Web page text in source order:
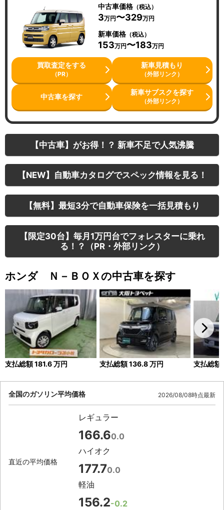
中古車価格（税込）
3万円〜329万円
新車価格（税込）
153万円〜183万円
買取査定をする
（PR）
新車見積もり
（外部リンク）
中古車を探す 新車サブスクを探す
（外部リンク）
【中古車】がお得！？ 新車不足で人気沸騰
【NEW】自動車カタログでスペック情報を見る！
【無料】最短3分で自動車保険を一括見積もり
【限定30台】毎月1万円台でフォレスターに乗れ
る！？（PR・外部リンク）
ホンダ Ｎ－ＢＯＸの中古車を探す
支払総額181.6万円 支払総額136.8万円 支払総額
全国のガソリン平均価格 2026/08/08時点最新
直近の平均価格
レギュラー
166.60.0
ハイオク
177.70.0
軽油
156.2-0.2